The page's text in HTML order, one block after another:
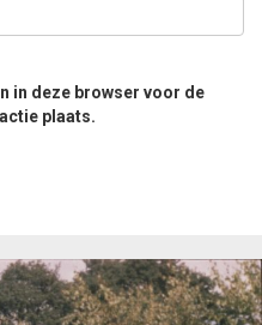
in deze browser voor de
plaats.